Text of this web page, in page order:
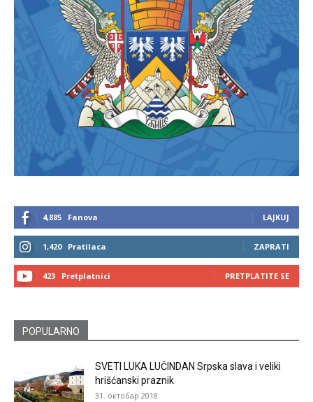
4,885 Fanova LAJKUJ
1,420 Pratilaca ZAPRATI
423 Pretplatnici PRETPLATITE SE
POPULARNO
SVETI LUKA LUČINDAN Srpska slava i veliki
hrišćanski praznik
31. октобар 2018.